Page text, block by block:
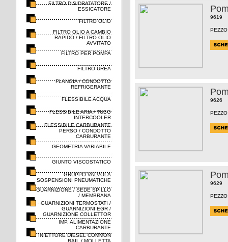
FILTRO DISIDRATATORE /
ESSICATORE
FILTRO OLIO
FILTRO OLIO A CAMBIO
RAPIDO / FILTRO OLIO
AVVITATO
FILTRO PER POMPA
FILTRO UREA
FLANGIA / CONDOTTO
REFRIGERANTE
FLESSIBILE ACQUA
FLESSIBILE ARIA / TUBO
INTERCOOLER
FLESSIBILE CARBURANTE
PERSO / CONDOTTO
CARBURANTE
GEOMETRIA VARIABILE
GIUNTO VISCOSTATICO
GRUPPO VALVOLA
SOSPENSIONI PNEUMATICHE
GUARNIZIONE / SEDE SPILLO
/ MEMBRANA
GUARNIZIONI TERMOSTATI /
GUARNIZIONI EGR /
GUARNIZIONE COLLETTOR
IMP. ALIMENTAZIONE
CARBURANTE
INIETTORE DIESEL COMMON
RAIL / MOLLETTA
9619
9626
9629